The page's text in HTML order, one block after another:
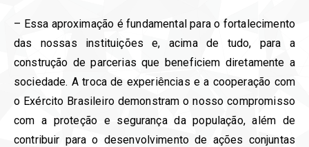
– Essa aproximação é fundamental para o fortalecimento
das nossas instituições e, acima de tudo, para a
construção de parcerias que beneficiem diretamente a
sociedade. A troca de experiências e a cooperação com
o Exército Brasileiro demonstram o nosso compromisso
com a proteção e segurança da população, além de
contribuir para o desenvolvimento de ações conjuntas